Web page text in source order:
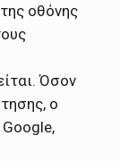
οθόνης
Όσον
ο
Google,